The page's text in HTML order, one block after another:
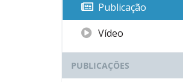
Publicação
Vídeo
PUBLICAÇÕES